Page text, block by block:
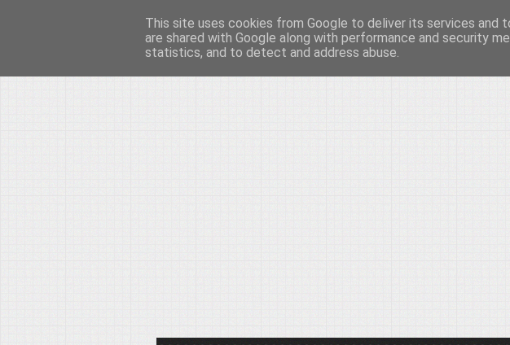
Το μεγαλείο των Τεχνών...
Είμαστε πάντα εδώ για να μιλάμε για τον πολιτισμό, σε
This site uses cookies from Google to deliver its services and
are shared with Google along with performance and security
statistics, and to detect and address abuse.